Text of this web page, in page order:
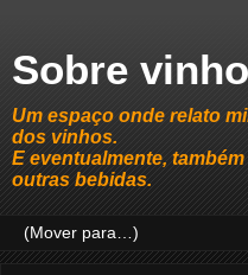
Sobre
Um espaço onde relato
dos vinhos.
E eventualmente,
outras bebidas.